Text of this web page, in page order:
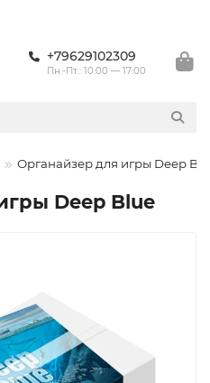
+79629102309
Пн.-Пт.: 10:00 — 17:00
Органайзер для игры Deep
Deep Blue